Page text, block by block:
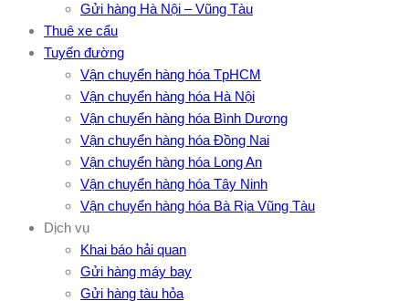
Gửi hàng Hà Nội – Vũng Tàu
Thuê xe cẩu
Tuyến đường
Vận chuyển hàng hóa TpHCM
Vận chuyển hàng hóa Hà Nội
Vận chuyển hàng hóa Bình Dương
Vận chuyển hàng hóa Đồng Nai
Vận chuyển hàng hóa Long An
Vận chuyển hàng hóa Tây Ninh
Vận chuyển hàng hóa Bà Rịa Vũng Tàu
Dịch vụ
Khai báo hải quan
Gửi hàng máy bay
Gửi hàng tàu hỏa